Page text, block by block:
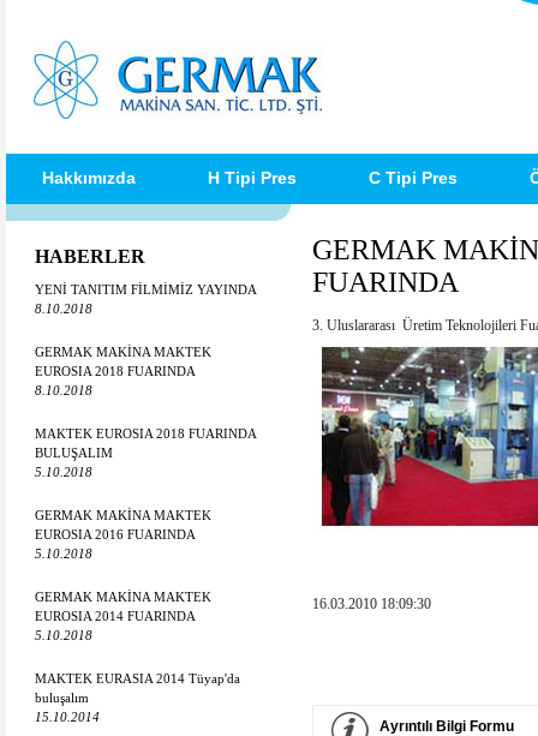
Hakkımızda H Tipi Pres C Tipi Pres
HABERLER
YENİ TANITIM FİLMİMİZ YAYINDA
8.10.2018
GERMAK MAKİNA MAKTEK
EUROSIA 2018 FUARINDA
8.10.2018
MAKTEK EUROSIA 2018 FUARINDA
BULUŞALIM
5.10.2018
GERMAK MAKİNA MAKTEK
EUROSIA 2016 FUARINDA
5.10.2018
GERMAK MAKİNA MAKTEK
EUROSIA 2014 FUARINDA
5.10.2018
MAKTEK EURASIA 2014 Tüyap'da
buluşalım
15.10.2014
GERMAK
FUARINDA
3. Uluslararası Üretim Teknolojileri
16.03.2010 18:09:30
Ayrıntılı Bilgi Formu